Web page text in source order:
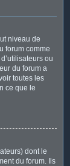
niveau de
forum comme
ou
du forum a
toutes les
ce que le
dont le
du forum. Ils